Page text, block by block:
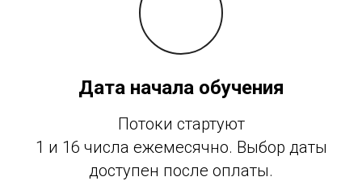
Дата начала обучения
Потоки стартуют
1 и 16 числа ежемесячно. Выбор даты
доступен после оплаты.